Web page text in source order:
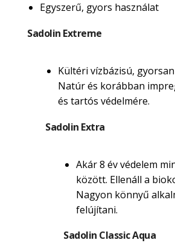
Egyszerű, gyors használat
Sadolin Extreme
Kültéri vízbázisú,
Natúr és korábban
és tartós védelmére.
Sadolin Extra
Akár 8 év védelem
között. Ellenáll a
Nagyon könnyű
felújítani.
Sadolin Classic Aqua